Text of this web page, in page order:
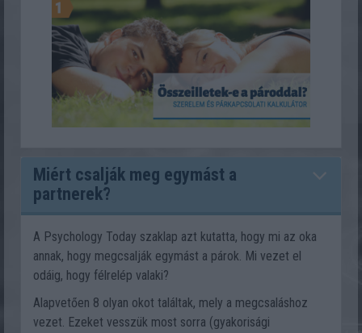
Miért csalják meg egymást a
partnerek?
A Psychology Today szaklap azt kutatta, hogy mi az oka
annak, hogy megcsalják egymást a párok. Mi vezet el
odáig, hogy félrelép valaki?
Alapvetően 8 olyan okot találtak, mely a megcsaláshoz
vezet. Ezeket vesszük most sorra (gyakorisági